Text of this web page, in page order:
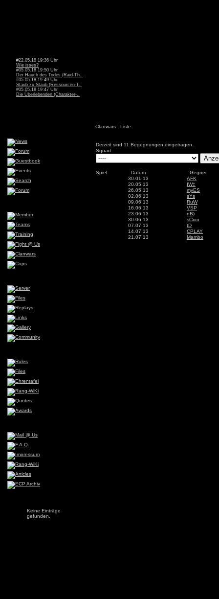
#22.05.18 19:36 Uhr
Wie isses?
#05.05.18 19:50 Uhr
Der Hauch des Todes (Raid-Th..
#05.05.18 19:49 Uhr
Staub zu Staub (Ressourcen-T..
#05.05.18 19:47 Uhr
Die Überlebenden (Charakter-..
Keine Einträge
gefunden.
Clanwars - Liste
Derzeit sind 11 Begegnungen eingetragen.
Squad
Spiel Datum
Gegner
30.01.13
AFK
20.05.13
IW‡
26.05.13
myES
02.06.13
sYs
09.06.13
RuW
16.06.13
VSP
23.06.13
nB)
30.06.13
sCion
07.07.13
tD
14.07.13
CPLAY
21.07.13
Mambo